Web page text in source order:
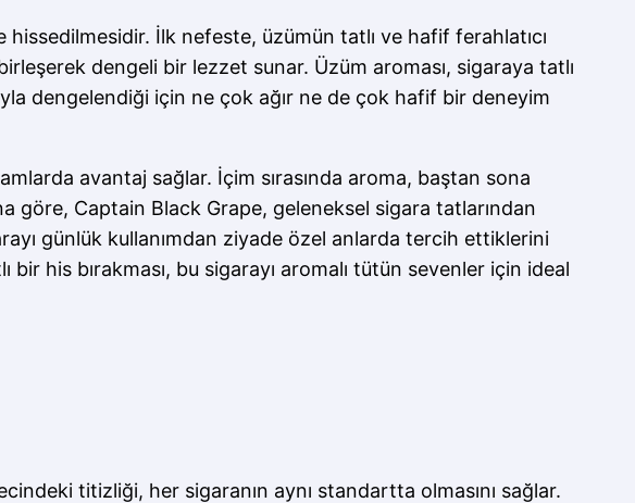
İlk nefeste, üzümün tatlı ve hafif ferahlatıcı
dengeli bir lezzet sunar. Üzüm aroması, sigaraya tatlı
dengelendiği için ne çok ağır ne de çok hafif bir deneyim
avantaj sağlar. İçim sırasında aroma, baştan sona
göre, Captain Black Grape, geleneksel sigara tatlarından
günlük kullanımdan ziyade özel anlarda tercih ettiklerini
his bırakması, bu sigarayı aromalı tütün sevenler için ideal
titizliği, her sigaranın aynı standartta olmasını sağlar.